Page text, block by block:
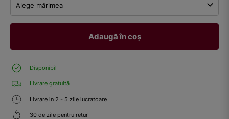
Alege mărimea
Adaugă în coș
Disponibil
Livrare gratuită
Livrare in 2 - 5 zile lucratoare
30 de zile pentru retur